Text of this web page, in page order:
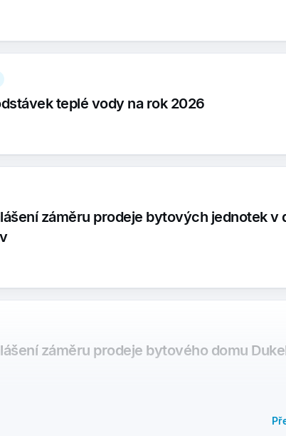
teplé vody na rok 2026
záměru prodeje bytových jednotek v
záměru prodeje bytového domu